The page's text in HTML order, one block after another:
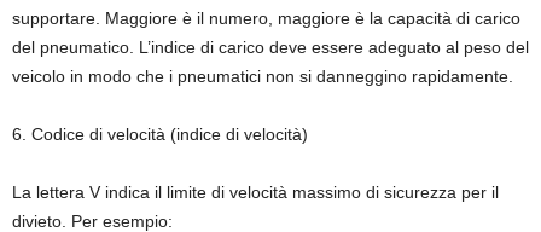
supportare. Maggiore è il numero, maggiore è la capacità di carico
del pneumatico. L’indice di carico deve essere adeguato al peso del
veicolo in modo che i pneumatici non si danneggino rapidamente.
6. Codice di velocità (indice di velocità)
La lettera V indica il limite di velocità massimo di sicurezza per il
divieto. Per esempio: